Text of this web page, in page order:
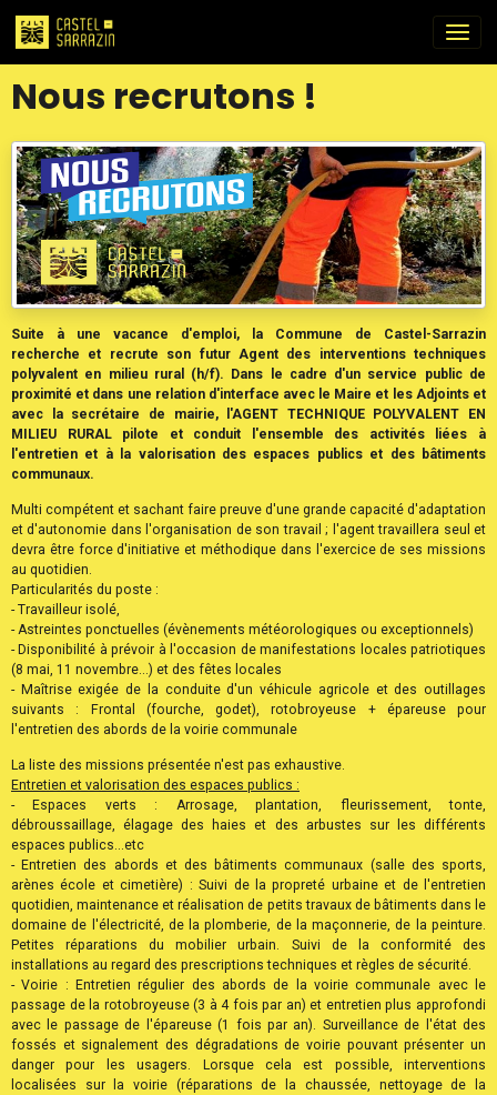
Nous recrutons !
Suite à une vacance d'emploi, la Commune de Castel-Sarrazin
recherche et recrute son futur Agent des interventions techniques
polyvalent en milieu rural (h/f). Dans le cadre d'un service public de
proximité et dans une relation d'interface avec le Maire et les Adjoints et
avec la secrétaire de mairie, l'AGENT TECHNIQUE POLYVALENT EN
MILIEU RURAL pilote et conduit l'ensemble des activités liées à
l'entretien et à la valorisation des espaces publics et des bâtiments
communaux.
Multi compétent et sachant faire preuve d'une grande capacité d'adaptation
et d'autonomie dans l'organisation de son travail ; l'agent travaillera seul et
devra être force d'initiative et méthodique dans l'exercice de ses missions
au quotidien.
Particularités du poste :
- Travailleur isolé,
- Astreintes ponctuelles (évènements météorologiques ou exceptionnels)
- Disponibilité à prévoir à l'occasion de manifestations locales patriotiques
(8 mai, 11 novembre...) et des fêtes locales
- Maîtrise exigée de la conduite d'un véhicule agricole et des outillages
suivants : Frontal (fourche, godet), rotobroyeuse + épareuse pour
l'entretien des abords de la voirie communale
La liste des missions présentée n'est pas exhaustive.
Entretien et valorisation des espaces publics :
- Espaces verts : Arrosage, plantation, fleurissement, tonte,
débroussaillage, élagage des haies et des arbustes sur les différents
espaces publics...etc
- Entretien des abords et des bâtiments communaux (salle des sports,
arènes école et cimetière) : Suivi de la propreté urbaine et de l'entretien
quotidien, maintenance et réalisation de petits travaux de bâtiments dans le
domaine de l'électricité, de la plomberie, de la maçonnerie, de la peinture.
Petites réparations du mobilier urbain. Suivi de la conformité des
installations au regard des prescriptions techniques et règles de sécurité.
- Voirie : Entretien régulier des abords de la voirie communale avec le
passage de la rotobroyeuse (3 à 4 fois par an) et entretien plus approfondi
avec le passage de l'épareuse (1 fois par an). Surveillance de l'état des
fossés et signalement des dégradations de voirie pouvant présenter un
danger pour les usagers. Lorsque cela est possible, interventions
localisées sur la voirie (réparations de la chaussée, nettoyage de la